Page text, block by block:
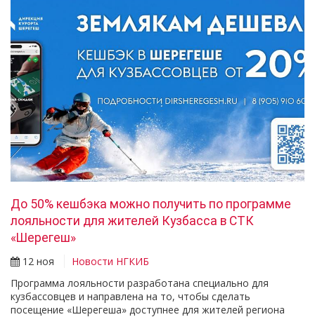
До 50% кешбэка можно получить по программе
лояльности для жителей Кузбасса в СТК
«Шерегеш»
12 ноя
Новости НГКИБ
Программа лояльности разработана специально для
кузбассовцев и направлена на то, чтобы сделать
посещение «Шерегеша» доступнее для жителей региона